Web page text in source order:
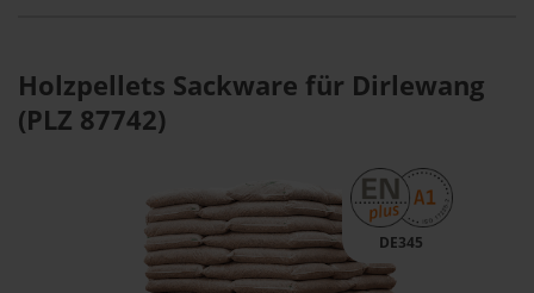
Holzpellets Sackware für Dirlewang
(PLZ 87742)
DE345